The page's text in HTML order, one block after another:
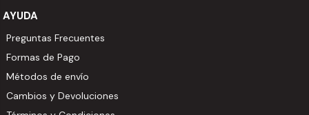
AYUDA
Preguntas Frecuentes
Formas de Pago
Métodos de envío
Cambios y Devoluciones